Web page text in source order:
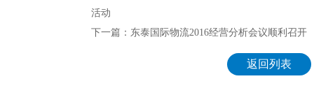
活动
下一篇：东泰国际物流2016经营分析会议顺利召开
返回列表